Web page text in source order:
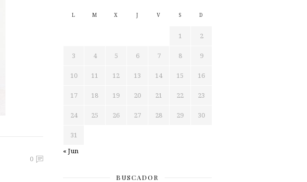
0
L M X J V S D
1 2
3 4 5 6 7 8 9
10 11 12 13 14 15 16
17 18 19 20 21 22 23
24 25 26 27 28 29 30
31
« Jun
BUSCADOR